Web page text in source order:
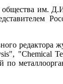
им.
редактора
"Chemical